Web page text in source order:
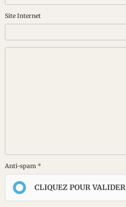
Site Internet
Anti-spam
CLIQUEZ POUR VALIDER